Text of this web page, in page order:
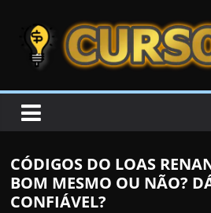
CURSOTOP
s
e
l
CÓDIGOS DO LOAS
BOM MESMO OU NÃO?
CONFIÁVEL?